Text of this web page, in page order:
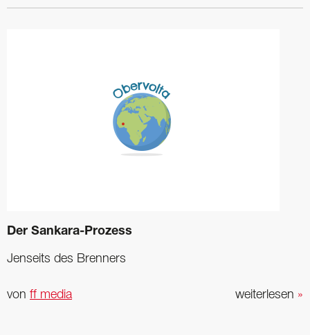
Der Sankara-Prozess
Jenseits des Brenners
weiterlesen »
von ff media